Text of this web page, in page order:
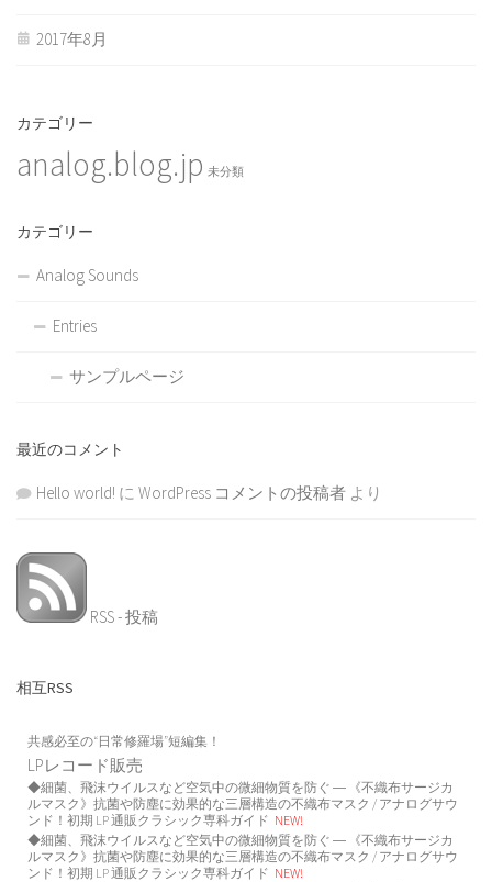
2017年8月
カテゴリー
analog.blog.jp 未分類
カテゴリー
Analog Sounds
Entries
サンプルページ
最近のコメント
Hello world! に WordPress コメントの投稿者 より
RSS - 投稿
相互RSS
共感必至の“日常修羅場”短編集！
LPレコード販売
◆細菌、飛沫ウイルスなど空気中の微細物質を防ぐ ― 《不織布サージカ
ルマスク》抗菌や防塵に効果的な三層構造の不織布マスク / アナログサウ
ンド！初期 LP 通販クラシック専科ガイド NEW!
◆細菌、飛沫ウイルスなど空気中の微細物質を防ぐ ― 《不織布サージカ
ルマスク》抗菌や防塵に効果的な三層構造の不織布マスク / アナログサウ
ンド！初期 LP 通販クラシック専科ガイド NEW!